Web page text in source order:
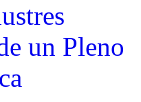
un Pleno